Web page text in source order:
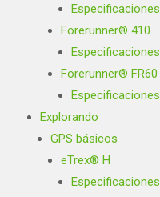
Especificaciones
Forerunner® 410
Especificaciones
Forerunner® FR60
Especificaciones
Explorando
GPS básicos
eTrex® H
Especificaciones